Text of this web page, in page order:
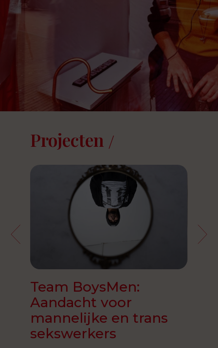
Projecten
Team BoysMen:
Aandacht voor
mannelijke en trans
sekswerkers